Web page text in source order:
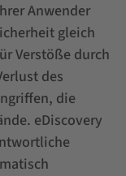
Anwender
gleich
Verstöße durch
des
die
eDiscovery